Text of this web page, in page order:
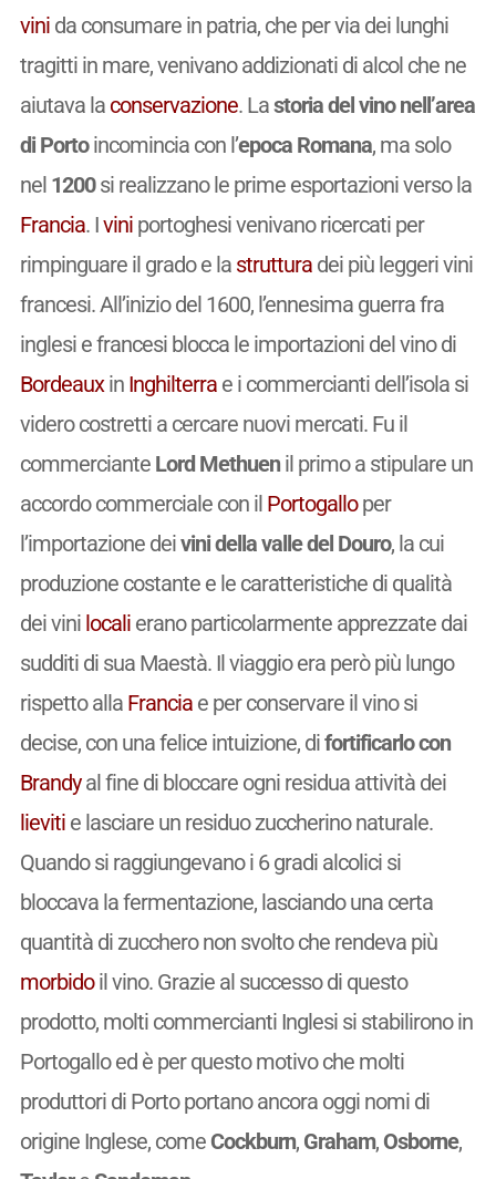
vinida consumare in patria, che per via dei lunghi
tragitti in mare, venivano addizionati di alcol che ne
aiutava la conservazione. Lastoria del vino nell’area
di Portoincomincia con l’epoca Romana, ma solo
nel 1200si realizzano le prime esportazioni verso la
Francia. Iviniportoghesi venivano ricercati per
rimpinguare il grado e la strutturadei più leggeri vini
francesi. All’inizio del 1600, l’ennesima guerra fra
inglesi e francesi blocca le importazioni del vino di
Bordeauxin Inghilterrae i commercianti dell’isola si
videro costretti a cercare nuovi mercati. Fu il
commercianteLord Methuenil primo a stipulare un
accordo commerciale con il Portogalloper
l’importazione deivini della valle del Douro, la cui
produzione costante e le caratteristiche di qualità
dei vini localierano particolarmente apprezzate dai
sudditi di sua Maestà. Il viaggio era però più lungo
rispetto alla Franciae per conservare il vino si
decise, con una felice intuizione, difortificarlo con
Brandyal fine di bloccare ogni residua attività dei
lievitie lasciare un residuo zuccherino naturale.
Quando si raggiungevano i 6 gradi alcolici si
bloccava la fermentazione, lasciando una certa
quantità di zucchero non svolto che rendeva più
morbidoil vino. Grazie al successo di questo
prodotto, molti commercianti Inglesi si stabilirono in
Portogallo ed è per questo motivo che molti
produttori di Porto portano ancora oggi nomi di
origine Inglese, come Cockburn, Graham, Osborne,